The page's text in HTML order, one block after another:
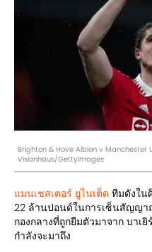
Brighton & Hove Albion v Manchester
Visionhaus/GettyImages
แมนเชสเตอร์ ยูไนเต็ด ทีมดังใน
22 ล้านปอนด์ในการเซ็นสัญญา
กองกลางที่ถูกยืมตัวมาจาก บา
กำลังจะมาถึง